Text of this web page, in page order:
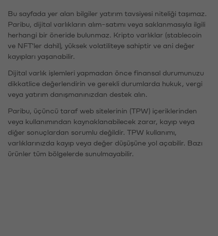
Bu sayfada yer alan bilgiler yatırım tavsiyesi niteliği taşımaz.
Paribu, dijital varlıkların alım-satımı veya saklanmasıyla ilgili
herhangi bir öneride bulunmaz. Kripto varlıklar (stablecoin
ve NFT'ler dahil), yüksek volatiliteye sahiptir ve ani değer
kayıpları yaşanabilir.
Dijital varlık işlemleri yapmadan önce finansal durumunuzu
dikkatlice değerlendirin ve gerekli durumlarda hukuk, vergi
veya yatırım danışmanınızdan destek alın.
Paribu, üçüncü taraf web sitelerinin (TPW) içeriklerinden
veya kullanımından kaynaklanabilecek zarar, kayıp veya
diğer sonuçlardan sorumlu değildir. TPW kullanımı,
varlıklarınızda kayıp veya değer düşüşüne yol açabilir. Bazı
ürünler tüm bölgelerde sunulmayabilir.